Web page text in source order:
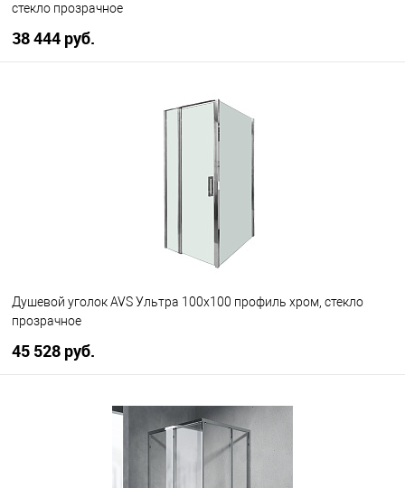
стекло прозрачное
38 444 руб.
В наличии
Душевой уголок AVS Ультра 100x100 профиль хром, стекло
прозрачное
45 528 руб.
В корзину
В наличии